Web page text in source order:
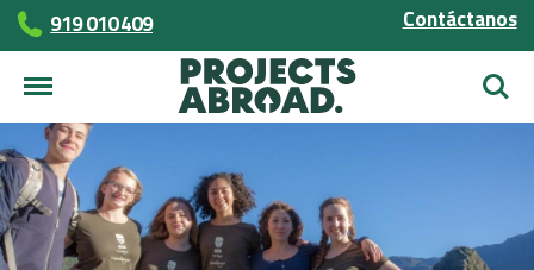
919 010 409 Contáctanos